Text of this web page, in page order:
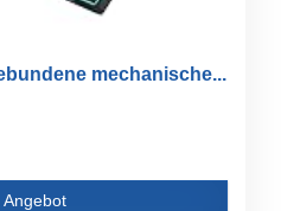
mechanische...
Angebot